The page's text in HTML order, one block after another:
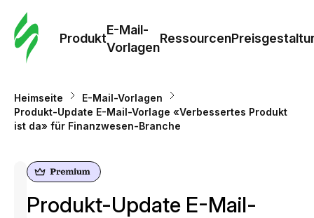
Produkt
E-Mail-
Vorlagen
Ressourcen
Heimseite
E-Mail-Vorlagen
Produkt-Update E-Mail-Vorlage «Verbessertes Produkt
ist da» für Finanzwesen-Branche
Produkt-Update E-Mail-